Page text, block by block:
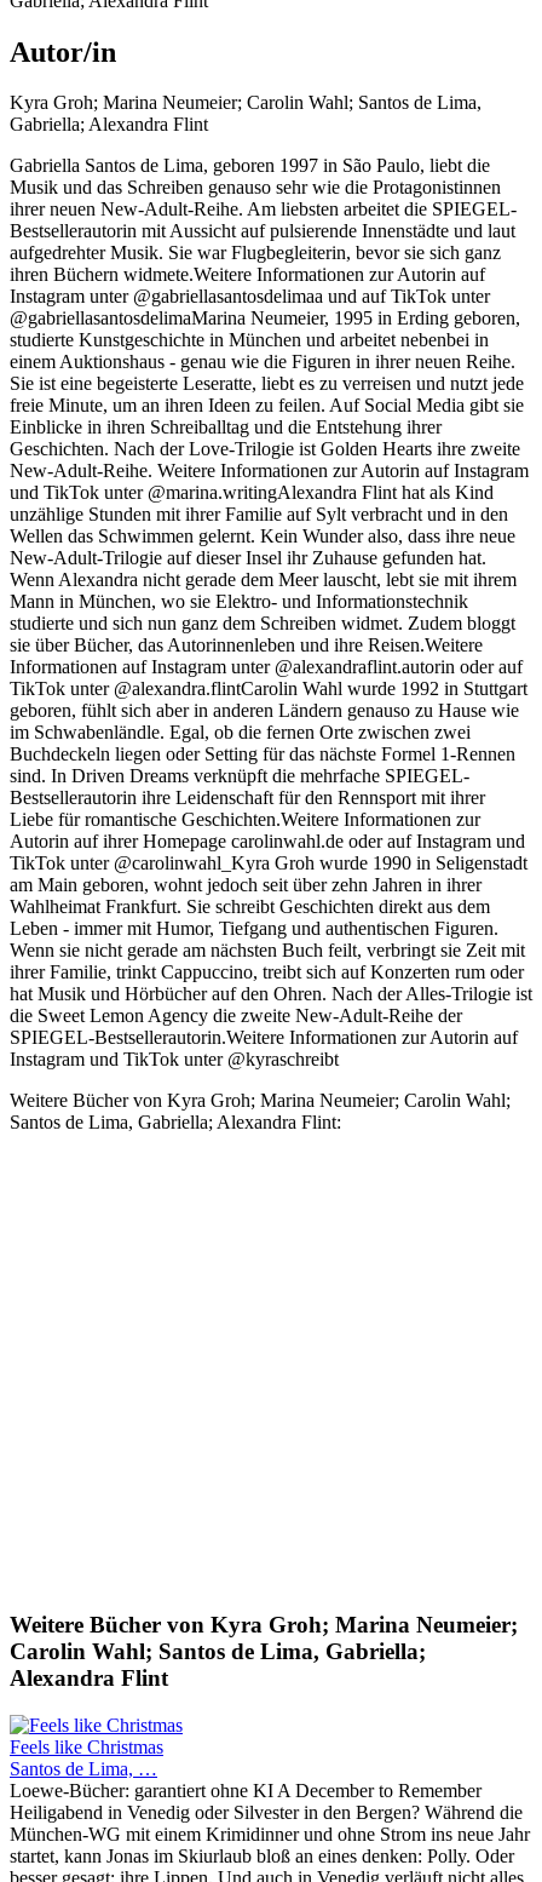
Autor/in
Kyra Groh; Marina Neumeier; Carolin Wahl; Santos de Lima,
Gabriella; Alexandra Flint
Gabriella Santos de Lima, geboren 1997 in São Paulo, liebt die
Musik und das Schreiben genauso sehr wie die Protagonistinnen
ihrer neuen New-Adult-Reihe. Am liebsten arbeitet die SPIEGEL-
Bestsellerautorin mit Aussicht auf pulsierende Innenstädte und laut
aufgedrehter Musik. Sie war Flugbegleiterin, bevor sie sich ganz
ihren Büchern widmete.Weitere Informationen zur Autorin auf
Instagram unter @gabriellasantosdelimaa und auf TikTok unter
@gabriellasantosdelimaMarina Neumeier, 1995 in Erding geboren,
studierte Kunstgeschichte in München und arbeitet nebenbei in
einem Auktionshaus - genau wie die Figuren in ihrer neuen Reihe.
Sie ist eine begeisterte Leseratte, liebt es zu verreisen und nutzt jede
freie Minute, um an ihren Ideen zu feilen. Auf Social Media gibt sie
Einblicke in ihren Schreiballtag und die Entstehung ihrer
Geschichten. Nach der Love-Trilogie ist Golden Hearts ihre zweite
New-Adult-Reihe. Weitere Informationen zur Autorin auf Instagram
und TikTok unter @marina.writingAlexandra Flint hat als Kind
unzählige Stunden mit ihrer Familie auf Sylt verbracht und in den
Wellen das Schwimmen gelernt. Kein Wunder also, dass ihre neue
New-Adult-Trilogie auf dieser Insel ihr Zuhause gefunden hat.
Wenn Alexandra nicht gerade dem Meer lauscht, lebt sie mit ihrem
Mann in München, wo sie Elektro- und Informationstechnik
studierte und sich nun ganz dem Schreiben widmet. Zudem bloggt
sie über Bücher, das Autorinnenleben und ihre Reisen.Weitere
Informationen auf Instagram unter @alexandraflint.autorin oder auf
TikTok unter @alexandra.flintCarolin Wahl wurde 1992 in Stuttgart
geboren, fühlt sich aber in anderen Ländern genauso zu Hause wie
im Schwabenländle. Egal, ob die fernen Orte zwischen zwei
Buchdeckeln liegen oder Setting für das nächste Formel 1-Rennen
sind. In Driven Dreams verknüpft die mehrfache SPIEGEL-
Bestsellerautorin ihre Leidenschaft für den Rennsport mit ihrer
Liebe für romantische Geschichten.Weitere Informationen zur
Autorin auf ihrer Homepage carolinwahl.de oder auf Instagram und
TikTok unter @carolinwahl_Kyra Groh wurde 1990 in Seligenstadt
am Main geboren, wohnt jedoch seit über zehn Jahren in ihrer
Wahlheimat Frankfurt. Sie schreibt Geschichten direkt aus dem
Leben - immer mit Humor, Tiefgang und authentischen Figuren.
Wenn sie nicht gerade am nächsten Buch feilt, verbringt sie Zeit mit
ihrer Familie, trinkt Cappuccino, treibt sich auf Konzerten rum oder
hat Musik und Hörbücher auf den Ohren. Nach der Alles-Trilogie ist
die Sweet Lemon Agency die zweite New-Adult-Reihe der
SPIEGEL-Bestsellerautorin.Weitere Informationen zur Autorin auf
Instagram und TikTok unter @kyraschreibt
Weitere Bücher von Kyra Groh; Marina Neumeier; Carolin Wahl;
Santos de Lima, Gabriella; Alexandra Flint:
Weitere Bücher von Kyra Groh; Marina Neumeier;
Carolin Wahl; Santos de Lima, Gabriella;
Alexandra Flint
Feels like Christmas
Santos de Lima, …
Loewe-Bücher: garantiert ohne KI A December to Remember
Heiligabend in Venedig oder Silvester in den Bergen? Während die
München-WG mit einem Krimidinner und ohne Strom ins neue Jahr
startet, kann Jonas im Skiurlaub bloß an eines denken: Polly. Oder
besser gesagt: ihre Lippen. Und auch in Venedig verläuft nicht alles